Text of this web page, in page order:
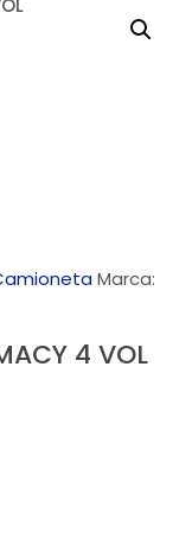
Marca:
4 VOL